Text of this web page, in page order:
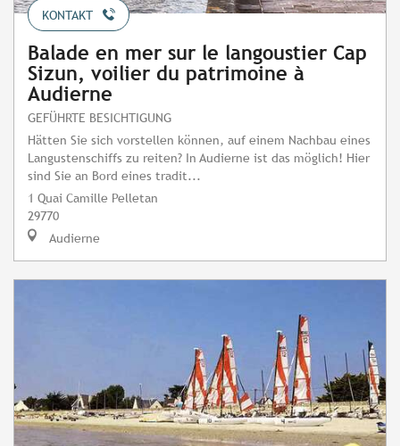
KONTAKT
Balade en mer sur le langoustier Cap
Sizun, voilier du patrimoine à
Audierne
GEFÜHRTE BESICHTIGUNG
Hätten Sie sich vorstellen können, auf einem Nachbau eines
Langustenschiffs zu reiten? In Audierne ist das möglich! Hier
sind Sie an Bord eines tradit...
1 Quai Camille Pelletan
29770
Audierne